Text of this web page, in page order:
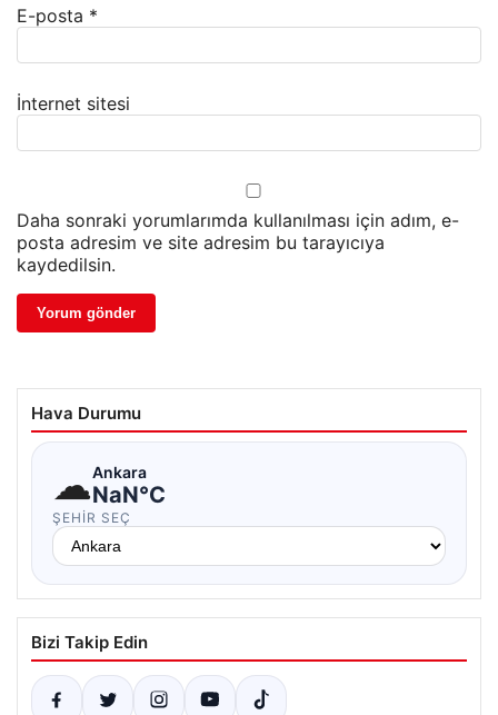
E-posta *
İnternet sitesi
Daha sonraki yorumlarımda kullanılması için adım, e-
posta adresim ve site adresim bu tarayıcıya
kaydedilsin.
Hava Durumu
☁Ankara
NaN°C
ŞEHIR SEÇ
Bizi Takip Edin